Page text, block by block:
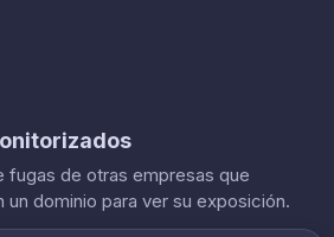
fugas de otras empresas que
dominio para ver su exposición.